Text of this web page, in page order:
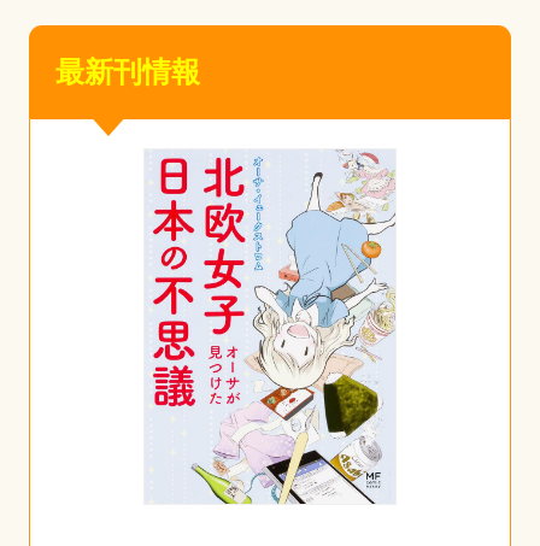
最新刊情報